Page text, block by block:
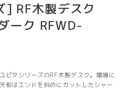
] RF木製デスク
ーク RFWD-
ピタシリーズのRF木製デスク。環境に
板はエンドを斜めにカットしたシャー